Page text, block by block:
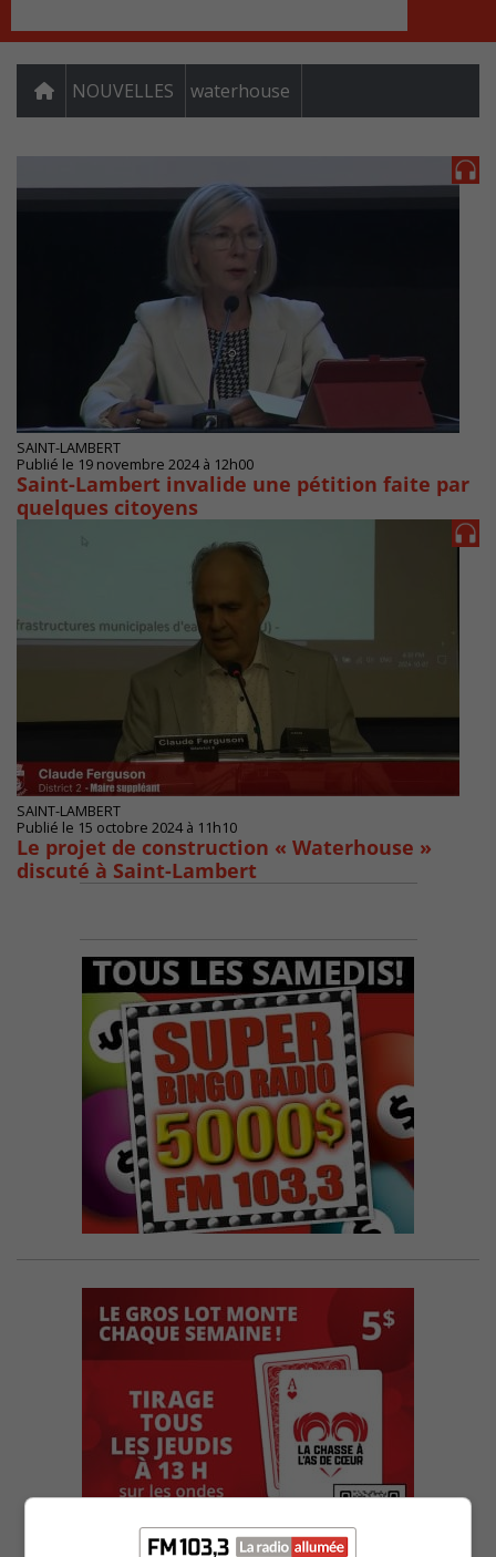
NOUVELLES waterhouse
SAINT-LAMBERT
Publié le 19 novembre 2024 à 12h00
Saint-Lambert invalide une pétition faite par
quelques citoyens
SAINT-LAMBERT
Publié le 15 octobre 2024 à 11h10
Le projet de construction « Waterhouse »
discuté à Saint-Lambert